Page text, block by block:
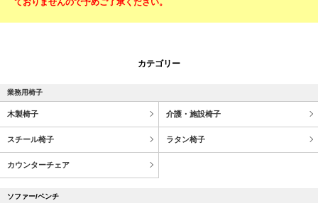
カテゴリー
業務用椅子
木製椅子 介護・施設椅子
スチール椅子 ラタン椅子
カウンターチェア
ソファー/ベンチ